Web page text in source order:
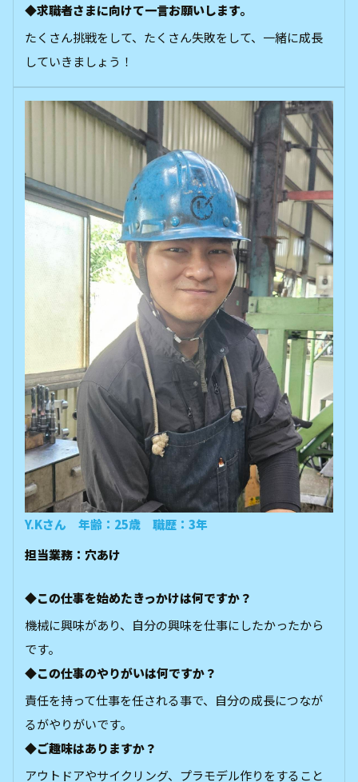
◆求職者さまに向けて一言お願いします。
たくさん挑戦をして、たくさん失敗をして、一緒に成長
していきましょう！
Y.Kさん 年齢：25歳 職歴：3年
担当業務：穴あけ
◆この仕事を始めたきっかけは何ですか？
機械に興味があり、自分の興味を仕事にしたかったから
です。
◆この仕事のやりがいは何ですか？
責任を持って仕事を任される事で、自分の成長につなが
るがやりがいです。
◆ご趣味はありますか？
アウトドアやサイクリング、プラモデル作りをすること